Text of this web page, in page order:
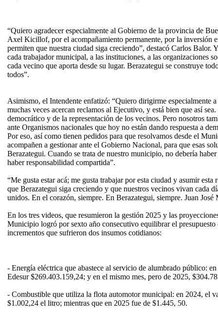
“Quiero agradecer especialmente al Gobierno de la provincia de
Axel Kicillof, por el acompañamiento permanente, por la inversión
permiten que nuestra ciudad siga creciendo”, destacó Carlos Balor.
cada trabajador municipal, a las instituciones, a las organizaciones
cada vecino que aporta desde su lugar. Berazategui se construye
todos”.
Asimismo, el Intendente enfatizó: “Quiero dirigirme especialmente
muchas veces acercan reclamos al Ejecutivo, y está bien que así
democrático y de la representación de los vecinos. Pero nosotros
ante Organismos nacionales que hoy no están dando respuesta a
Por eso, así como tienen pedidos para que resolvamos desde el
acompañen a gestionar ante el Gobierno Nacional, para que esas
Berazategui. Cuando se trata de nuestro municipio, no debería
haber responsabilidad compartida”.
“Me gusta estar acá; me gusta trabajar por esta ciudad y asumir
que Berazategui siga creciendo y que nuestros vecinos vivan cada
unidos. En el corazón, siempre. En Berazategui, siempre. Juan
En los tres videos, que resumieron la gestión 2025 y las
Municipio logró por sexto año consecutivo equilibrar el presupuesto
incrementos que sufrieron dos insumos cotidianos:
- Energía eléctrica que abastece al servicio de alumbrado público:
Edesur $269.403.159,24; y en el mismo mes, pero de 2025,
- Combustible que utiliza la flota automotor municipal: en 2024, el
$1.002,24 el litro; mientras que en 2025 fue de $1.445, 50.